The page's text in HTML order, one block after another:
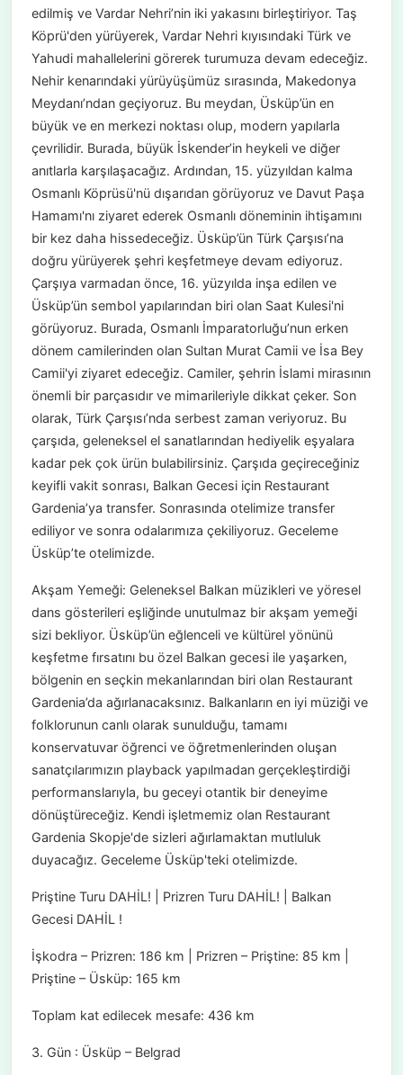
edilmiş ve Vardar Nehri’nin iki yakasını birleştiriyor. Taş
Köprü'den yürüyerek, Vardar Nehri kıyısındaki Türk ve
Yahudi mahallelerini görerek turumuza devam edeceğiz.
Nehir kenarındaki yürüyüşümüz sırasında, Makedonya
Meydanı’ndan geçiyoruz. Bu meydan, Üsküp’ün en
büyük ve en merkezi noktası olup, modern yapılarla
çevrilidir. Burada, büyük İskender’in heykeli ve diğer
anıtlarla karşılaşacağız. Ardından, 15. yüzyıldan kalma
Osmanlı Köprüsü'nü dışarıdan görüyoruz ve Davut Paşa
Hamamı'nı ziyaret ederek Osmanlı döneminin ihtişamını
bir kez daha hissedeceğiz. Üsküp’ün Türk Çarşısı’na
doğru yürüyerek şehri keşfetmeye devam ediyoruz.
Çarşıya varmadan önce, 16. yüzyılda inşa edilen ve
Üsküp’ün sembol yapılarından biri olan Saat Kulesi'ni
görüyoruz. Burada, Osmanlı İmparatorluğu’nun erken
dönem camilerinden olan Sultan Murat Camii ve İsa Bey
Camii'yi ziyaret edeceğiz. Camiler, şehrin İslami mirasının
önemli bir parçasıdır ve mimarileriyle dikkat çeker. Son
olarak, Türk Çarşısı’nda serbest zaman veriyoruz. Bu
çarşıda, geleneksel el sanatlarından hediyelik eşyalara
kadar pek çok ürün bulabilirsiniz. Çarşıda geçireceğiniz
keyifli vakit sonrası, Balkan Gecesi için Restaurant
Gardenia’ya transfer. Sonrasında otelimize transfer
ediliyor ve sonra odalarımıza çekiliyoruz. Geceleme
Üsküp’te otelimizde.
Akşam Yemeği: Geleneksel Balkan müzikleri ve yöresel
dans gösterileri eşliğinde unutulmaz bir akşam yemeği
sizi bekliyor. Üsküp’ün eğlenceli ve kültürel yönünü
keşfetme fırsatını bu özel Balkan gecesi ile yaşarken,
bölgenin en seçkin mekanlarından biri olan Restaurant
Gardenia’da ağırlanacaksınız. Balkanların en iyi müziği ve
folklorunun canlı olarak sunulduğu, tamamı
konservatuvar öğrenci ve öğretmenlerinden oluşan
sanatçılarımızın playback yapılmadan gerçekleştirdiği
performanslarıyla, bu geceyi otantik bir deneyime
dönüştüreceğiz. Kendi işletmemiz olan Restaurant
Gardenia Skopje'de sizleri ağırlamaktan mutluluk
duyacağız. Geceleme Üsküp'teki otelimizde.
Priştine Turu DAHİL! | Prizren Turu DAHİL! | Balkan
Gecesi DAHİL !
İşkodra – Prizren: 186 km | Prizren – Priştine: 85 km |
Priştine – Üsküp: 165 km
Toplam kat edilecek mesafe: 436 km
3. Gün : Üsküp – Belgrad